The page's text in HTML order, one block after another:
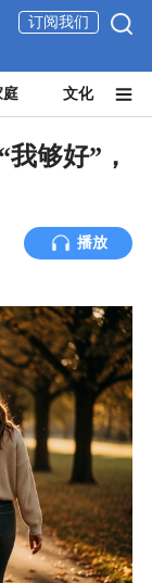
订阅我们
庭 文化
够好”，
播放